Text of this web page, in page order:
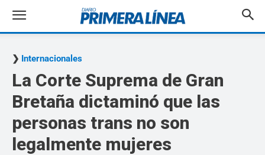
Internacionales
La Corte Suprema de Gran
Bretaña dictaminó que las
personas trans no son
legalmente mujeres